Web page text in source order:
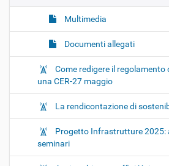
Multimedia
Documenti allegati
Come redigere il
una CER-27 maggio
La rendicontazione di
Progetto Infrastrutture 2025:
seminari